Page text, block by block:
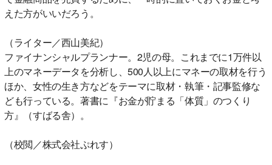
えた方がいいだろう。
（ライター／西山美紀）
ファイナンシャルプランナー。2児の母。これまでに1万件以
上のマネーデータを分析し、500人以上にマネーの取材を行う
ほか、女性の生き方などをテーマに取材・執筆・記事監修な
ども行っている。著書に『お金が貯まる「体質」のつくり
方』（すばる舎）。
（校閲／株式会社ぷれす）